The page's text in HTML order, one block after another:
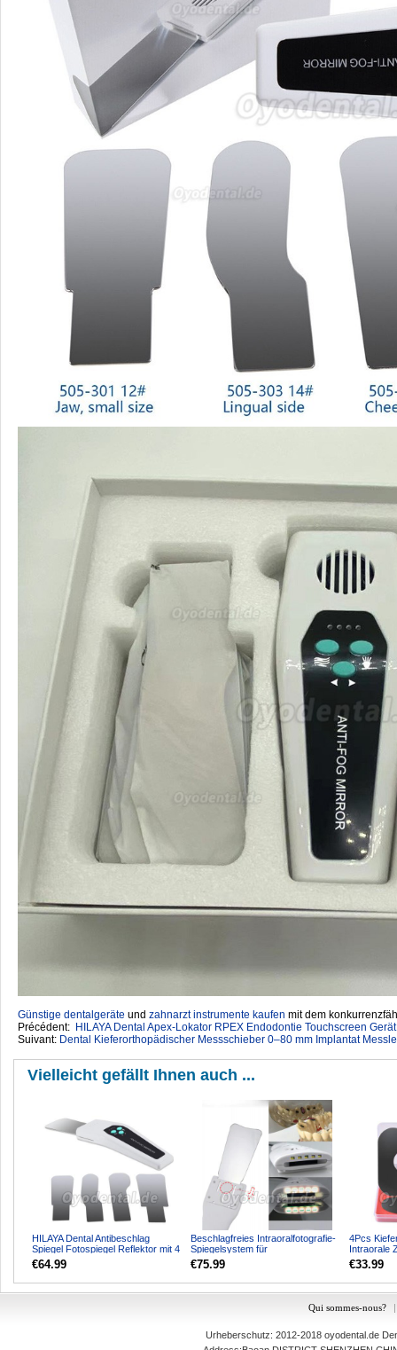
Günstige dentalgeräte ‎ und zahnarzt instrumente kaufen mit dem
Précédent: HILAYA Dental Apex-Lokator RPEX Endodontie Touchscreen Gerät
Suivant: Dental Kieferorthopädischer Messschieber 0–80 mm Implantat
Vielleicht gefällt Ihnen auch ...
HILAYA Dental Antibeschlag
Spiegel Fotospiegel Reflektor mit 4
Spiegeln
€64.99
Beschlagfreies Intraoralfotografie-
Spiegelsystem für
Dentalaufnahmen Automatisch...
€75.99
4Pcs
Intraorale
Edelstahl
€33.99
Qui sommes-nous? |
Urheberschutz: 2012-2018 oyodental.de